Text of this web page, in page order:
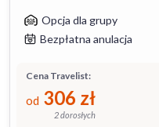
Opcja dla grupy
Bezpłatna anulacja
Cena Travelist:
od 306 zł
2 dorosłych